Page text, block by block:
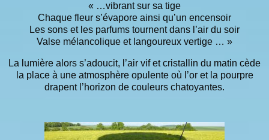
« …vibrant sur sa tige
Chaque fleur s’évapore ainsi qu’un encensoir
Les sons et les parfums tournent dans l’air du soir
Valse mélancolique et langoureux vertige … »
La lumière alors s’adoucit, l’air vif et cristallin du matin cède
la place à une atmosphère opulente où l’or et la pourpre
drapent l’horizon de couleurs chatoyantes.